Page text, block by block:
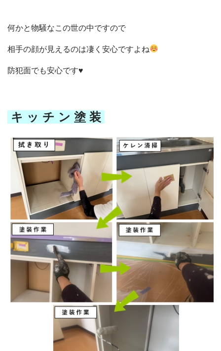
何かと物騒なこの世の中ですので
相手の顔が見えるのは凄く安心ですよね
防犯面でも安心です♥️
キ ッ チ ン 塗 装